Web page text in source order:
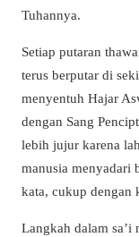
Tuhannya.
Setiap putaran
terus berputar di
menyentuh Hajar
dengan Sang
lebih jujur karena
manusia menyadari
kata, cukup dengan
Langkah dalam sa’i